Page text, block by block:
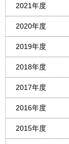
2021年度
2020年度
2019年度
2018年度
2017年度
2016年度
2015年度